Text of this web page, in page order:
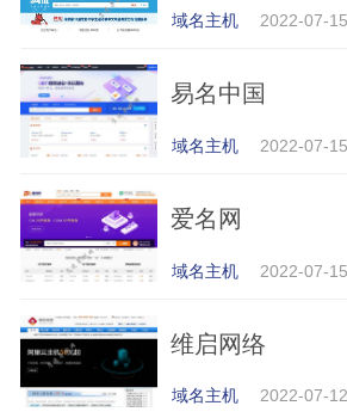
域名主机 2022-07-
易名中国
域名主机 2022-07-
爱名网
域名主机 2022-07-
维启网络
域名主机 2022-07-